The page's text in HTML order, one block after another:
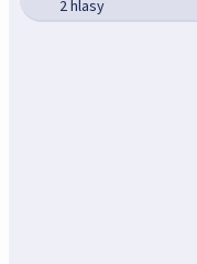
2 hlasy